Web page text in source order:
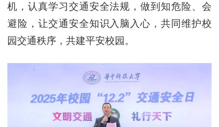
机，认真学习交通安全法规，做到知危险、会
避险，让交通安全知识入脑入心，共同维护校
园交通秩序，共建平安校园。